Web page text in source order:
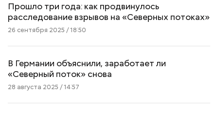
Прошло три года: как продвинулось
расследование взрывов на «Северных потоках»
26 сентября 2025 / 18:50
В Германии объяснили, заработает ли
«Северный поток» снова
28 августа 2025 / 14:57